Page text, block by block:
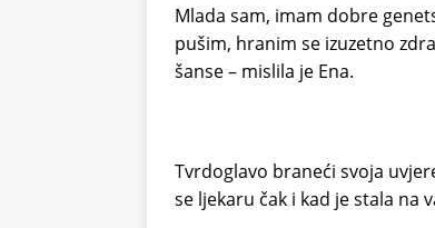
Mlada sam, imam dobre
pušim, hranim se izuzetno
šanse – mislila je Ena.
Tvrdoglavo braneći svoja
se ljekaru čak i kad je stala na